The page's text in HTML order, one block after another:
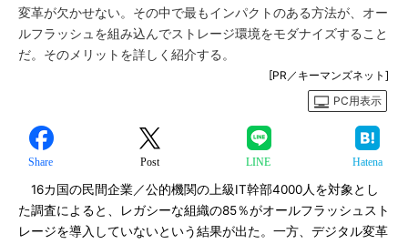
変革が欠かせない。その中で最もインパクトのある方法が、オー
ルフラッシュを組み込んでストレージ環境をモダナイズすること
だ。そのメリットを詳しく紹介する。
[PR／キーマンズネット]
PC用表示
Share Post LINE Hatena
16カ国の民間企業／公的機関の上級IT幹部4000人を対象とし
た調査によると、レガシーな組織の85％がオールフラッシュスト
レージを導入していないという結果が出た。一方、デジタル変革